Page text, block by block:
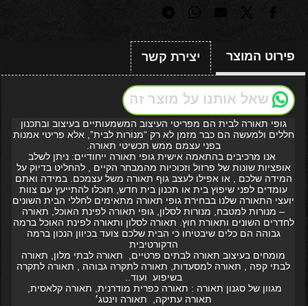
פירוט המוצר יצירת קשר
שאל אותנו על מוצר זה
גופי תאורה לבית הם מפריטי העיצוב המשמעותיים בעיצוב ובתכנון
חללים ולמעשה הם כבר מזמן לא רק “מנורות לבית”, אלא פריטי אמנות
בפני עצמם ממש תכשיטי תאורה.
אנו מרכיבים בהתאמה אישית גופי תאורה ייחודיים: ניתן לשלב
אופציות שונות של פרזול וזכוכיות מהמבחר הקיים , להחליט בדיוק על
המידה שלכם , או אפילו לעצב גוף תאורה משל עצמכם. במידה ואתם
עומדים לפני שיפוץ בית או תכנון בית חדש, תוכלו להתייעץ עם צוות
יועצי התאורה שלנו בבחירת גופי תאורה מתאימים לחללי הבית השונים
– מנורות למטבח, מנורות לסלון, גופי תאורה לפינת האוכל, תאורה
לחדרים השונים ותאורת חוץ. תאורה לסלון ותאורה לפינת האוכל ברמה
גבוהה הם כלים שיבטיחו כי הבית שלכם צועד בכיוון הנכון ברמה
הדקורטיבית
מומחים בעיצוב תאורה לבתים פרטיים, תאורה לבתי מלון, תאורה
לבתי קפה , תאורה למסעדות, תאורה לתקרה גבוהה , תאורה לתקרה
בשיפוע ועוד..
מגוון של סגנון תאורה : תאורה כפרית מודרנית, תאורה קלאסית,
תאורה עתיקה, תאורה וינטג׳